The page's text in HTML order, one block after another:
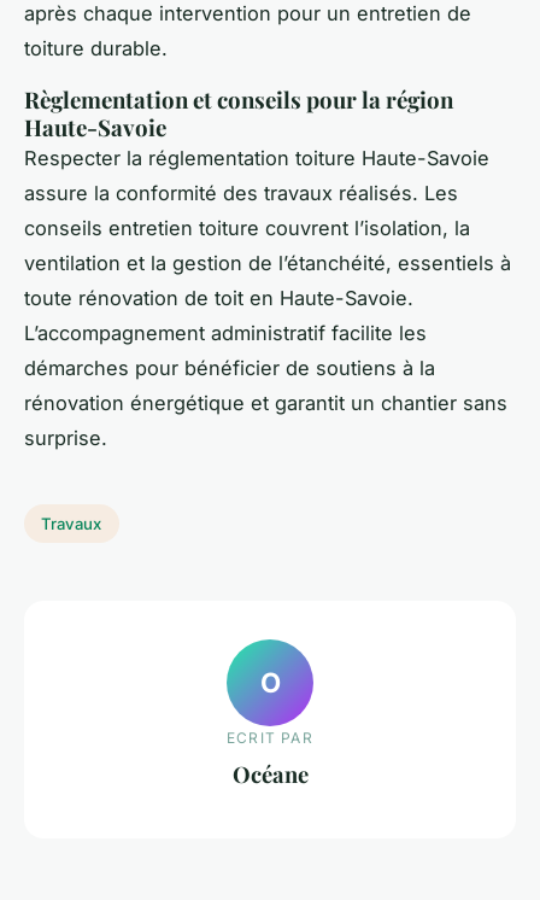
après chaque intervention pour un entretien de
toiture durable.
Règlementation et conseils pour la région
Haute-Savoie
Respecter la réglementation toiture Haute-Savoie
assure la conformité des travaux réalisés. Les
conseils entretien toiture couvrent l’isolation, la
ventilation et la gestion de l’étanchéité, essentiels à
toute rénovation de toit en Haute-Savoie.
L’accompagnement administratif facilite les
démarches pour bénéficier de soutiens à la
rénovation énergétique et garantit un chantier sans
surprise.
Travaux
O
ECRIT PAR
Océane